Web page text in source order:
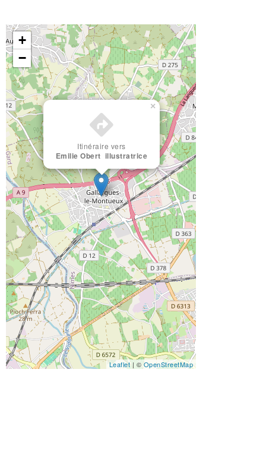
Itinéraire vers
Emilie Obert illustratrice
×
+
−
Leaflet| © OpenStreetMap